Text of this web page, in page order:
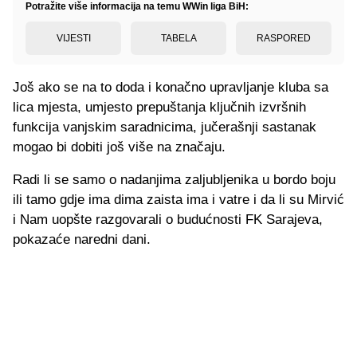
Potražite više informacija na temu WWin liga BiH:
VIJESTI TABELA RASPORED
Još ako se na to doda i konačno upravljanje kluba sa
lica mjesta, umjesto prepuštanja ključnih izvršnih
funkcija vanjskim saradnicima, jučerašnji sastanak
mogao bi dobiti još više na značaju.
Radi li se samo o nadanjima zaljubljenika u bordo boju
ili tamo gdje ima dima zaista ima i vatre i da li su Mirvić
i Nam uopšte razgovarali o budućnosti FK Sarajeva,
pokazaće naredni dani.